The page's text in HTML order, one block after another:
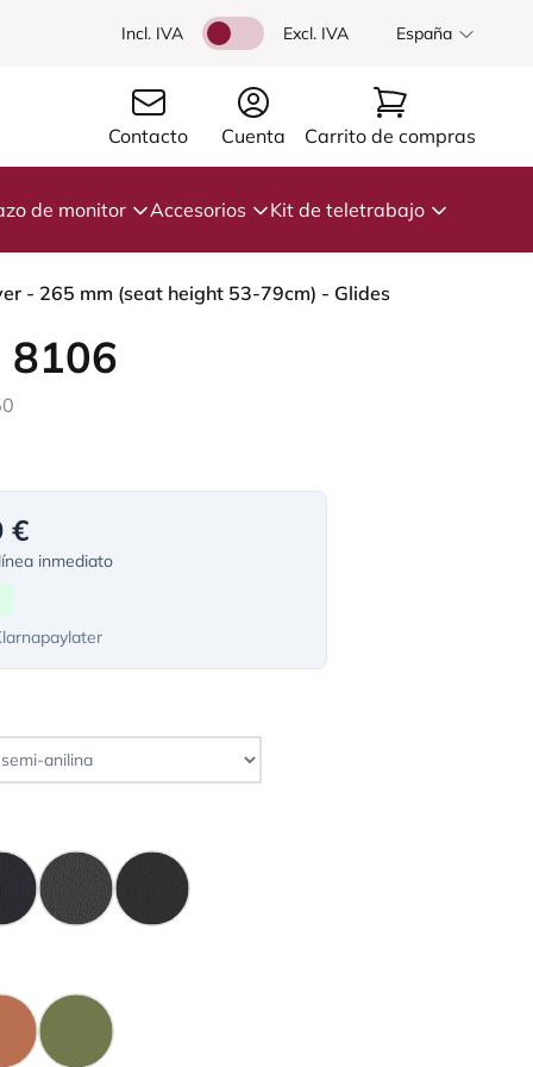
Incl. IVA Excl. IVA España
Contacto Cuenta Carrito de compras
de monitor Accesorios Kit de teletrabajo
- 265 mm (seat height 53-79cm) - Glides
8106
€
inmediato